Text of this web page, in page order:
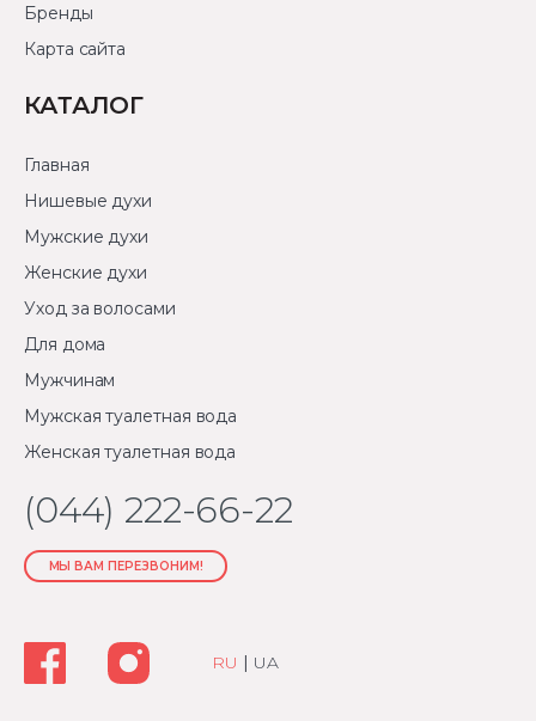
Бренды
Карта сайта
КАТАЛОГ
Главная
Нишевые духи
Мужские духи
Женские духи
Уход за волосами
Для дома
Мужчинам
Мужская туалетная вода
Женская туалетная вода
(044) 222-66-22
МЫ ВАМ ПЕРЕЗВОНИМ!
RU | UA